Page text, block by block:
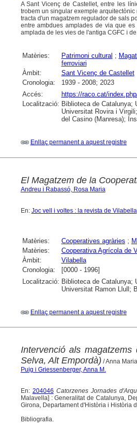
A Sant Vicenç de Castellet, entre les
trobem un singular exemple
tracta d'un magatzem regulador de sals
entre ambdues amplades de via que
amplada de les vies de l'antiga CGFC i
Matèries: Patrimoni cultural ;
ferroviari
Àmbit:
Sant Vicenç de Castellet
Cronologia:
1939 - 2008; 2023
Accés:
https://raco.cat/
Localització: Biblioteca de Catalunya;
Universitat Rovira i
del Casino (Manresa);
Enllaç permanent a aquest registre
El Magatzem de la
Andreu i Rabassó, Rosa Maria
En: Joc vell i voltes : la revista de Vilabella
Matèries: Cooperatives agràries ;
Matèries:
Cooperativa Agrícola de
Àmbit:
Vilabella
Cronologia:
[0000 - 1996]
Localització: Biblioteca de Catalunya;
Universitat Ramon Llull;
Enllaç permanent a aquest registre
Intervenció als
Selva, Alt Empordà) / Anna
Puig i Griessenberger, Anna M.
En: 204046 Catorzenes Jornades
Malavella] : Generalitat de Catalunya,
Girona, Departament d'Història i Història
Bibliografia.